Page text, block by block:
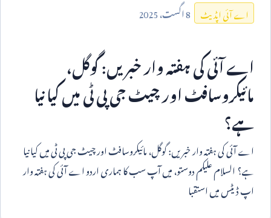
اے آئی اپڈیٹ 8اگست،2025
اے آئی کی ہفتہ وار خبریں: گوگل،
مائیکروسافٹ اور چیٹ جی پی ٹی میں کیا نیا
ہے؟
اے آئی کی ہفتہ وار خبریں: گوگل، مائیکروسافٹ اور چیٹ جی پی ٹی میں کیا نیا
ہے؟ السلام علیکم دوستو، میں آپ سب کا ہماری اردو اے آئی کی ہفتہ وار
اپ ڈیٹس میں استقبا